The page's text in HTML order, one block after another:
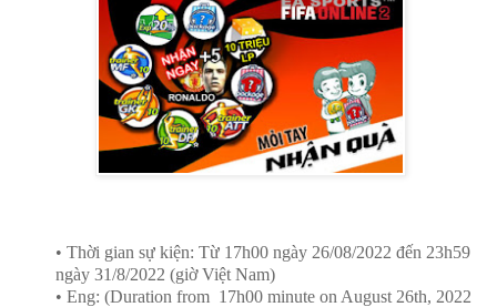
• Thời gian sự kiện: Từ 17h00 ngày 26/08/2022 đến 23h59
ngày 31/8/2022 (giờ Việt Nam)
• Eng: (Duration from 17h00 minute on August 26th, 2022